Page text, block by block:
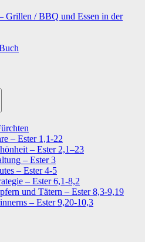
Grillen / BBQ und Essen in der
– Ester 1,1-22
– Ester 2,1–23
– Ester 3
– Ester 4-5
– Ester 6,1-8,2
und Tätern – Ester 8,3-9,19
– Ester 9,20-10,3